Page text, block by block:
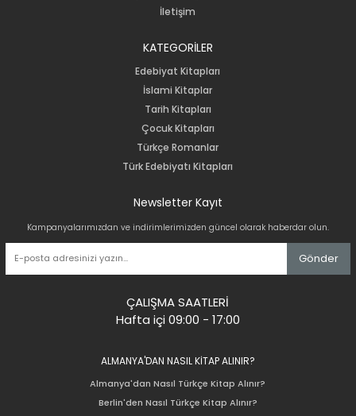
İletişim
KATEGORİLER
Edebiyat Kitapları
İslami Kitaplar
Tarih Kitapları
Çocuk Kitapları
Türkçe Romanlar
Türk Edebiyatı Kitapları
Newsletter Kayıt
Kampanyalarımızdan ve indirimlerimizden güncel olarak haberdar olun.
Gönder
ÇALIŞMA SAATLERİ
Hafta içi 09:00 - 17:00
ALMANYA'DAN NASIL KİTAP ALINIR?
Almanya'dan Nasıl Türkçe Kitap Alınır?
Berlin'den Nasıl Türkçe Kitap Alınır?